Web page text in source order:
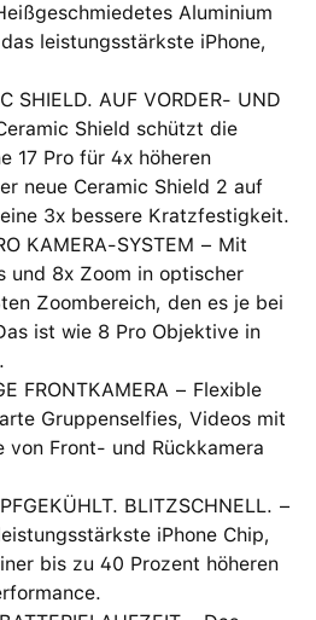
Aluminium
leistungsstärkste iPhone,
SHIELD. AUF VORDER- UND
Shield schützt die
17 Pro für 4x höheren
neue Ceramic Shield 2 auf
3x bessere Kratzfestigkeit.
KAMERA-SYSTEM − Mit
und 8x Zoom in optischer
Zoombereich, den es je bei
ist wie 8 Pro Objektive in
FRONTKAMERA − Flexible
Gruppenselfies, Videos mit
von Front- und Rückkamera
BLITZSCHNELL. −
iPhone Chip,
bis zu 40 Prozent höheren